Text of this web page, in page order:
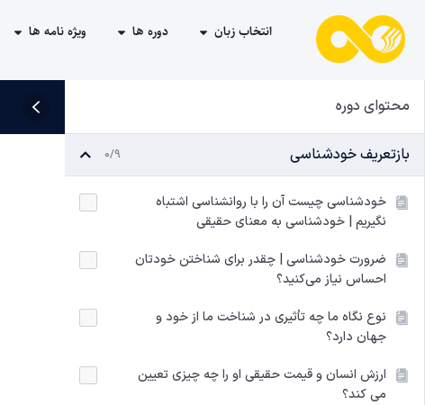
انتخاب زبان دوره ها ویژه نامه ها
محتوای دوره
بازتعریف خودشناسی 0/9
خودشناسی چیست آن را با روانشناسی اشتباه
نگیریم | خودشناسی به معنای حقیقی
ضرورت خودشناسی | چقدر برای شناختن خودتان
احساس نیاز می‌کنید؟
نوع نگاه ما چه تأثیری در شناخت ما از خود و
جهان دارد؟
ارزش انسان و قیمت حقیقی او را چه چیزی تعیین
می کند؟